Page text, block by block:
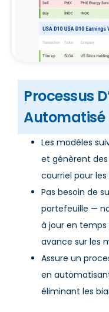
Processus
Automatisé
Les modèles
et génèrent
courriel pour
Pas besoin de
portefeuille —
à jour en
avance sur les
Assure un
en
éliminant les